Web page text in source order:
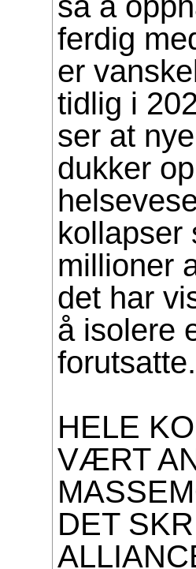
ferdig
er
tidlig i
ser at
dukker
kollapser
millioner
det har
å isolere
forutsatte.
HELE
VÆRT
DET